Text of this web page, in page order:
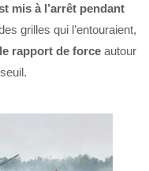
mis à l’arrêt pendant
grilles qui l’entouraient,
rapport de force autour